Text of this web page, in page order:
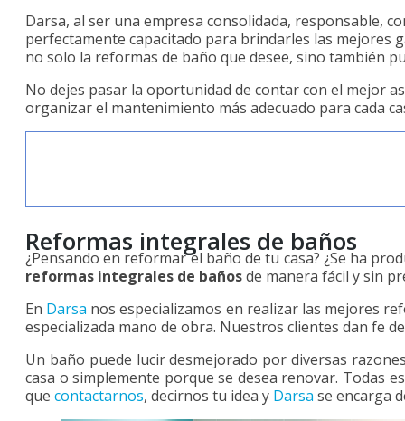
Darsa, al ser una empresa consolidada, responsable,
perfectamente capacitado para brindarles las mejores
no solo la reformas de baño que desee, sino también
No dejes pasar la oportunidad de contar con el mejor
organizar el mantenimiento más adecuado para cada
Reformas integrales de baños
¿Pensando en reformar el baño de tu casa? ¿Se ha
reformas integrales de bañosde manera fácil y sin
En Darsa nos especializamos en realizar las mejores
especializada mano de obra. Nuestros clientes dan fe
Un baño puede lucir desmejorado por diversas
casa o simplemente porque se desea renovar. Todas
que contactarnos, decirnos tu idea y Darsa se encarga